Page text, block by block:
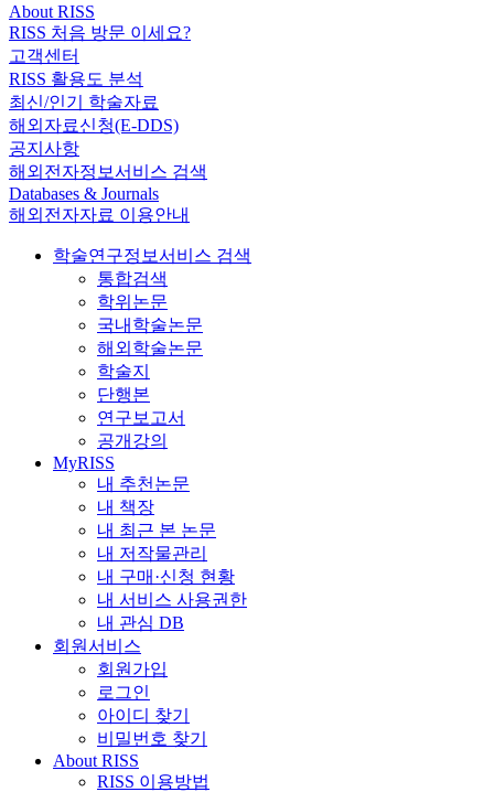
About RISS
RISS 처음 방문 이세요?
고객센터
RISS 활용도 분석
최신/인기 학술자료
해외자료신청(E-DDS)
공지사항
해외전자정보서비스 검색
Databases & Journals
해외전자자료 이용안내
학술연구정보서비스 검색
통합검색
학위논문
국내학술논문
해외학술논문
학술지
단행본
연구보고서
공개강의
MyRISS
내 추천논문
내 책장
내 최근 본 논문
내 저작물관리
내 구매·신청 현황
내 서비스 사용권한
내 관심 DB
회원서비스
회원가입
로그인
아이디 찾기
비밀번호 찾기
About RISS
RISS 이용방법